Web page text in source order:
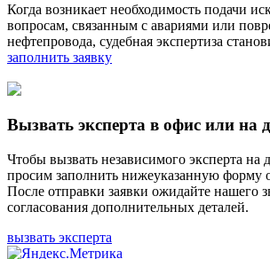
Когда возникает необходимость подачи
вопросам, связанным с авариями или
нефтепровода, судебная экспертиза
заполнить заявку
Вызвать эксперта в офис или на
Чтобы вызвать независимого эксперта на
просим заполнить нижеуказанную форму
После отправки заявки ожидайте нашего
согласования дополнительных деталей.
вызвать эксперта